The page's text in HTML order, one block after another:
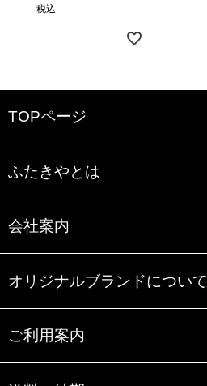
税込
TOPページ
ふたきやとは
会社案内
オリジナルブランドについて
ご利用案内